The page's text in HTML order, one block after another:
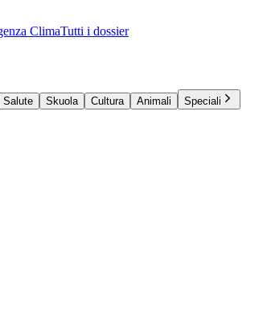
ClimaTutti i dossier
Salute Skuola Cultura Animali
Speciali